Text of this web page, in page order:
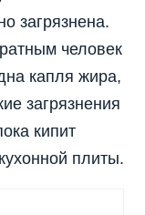
загрязнена.
человек
капля жира,
загрязнения
кипит
плиты.